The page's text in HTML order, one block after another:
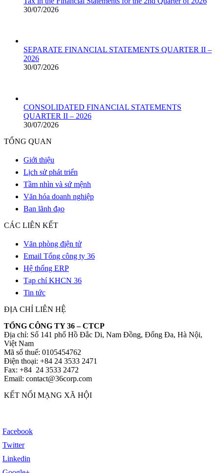
30/07/2026
SEPARATE FINANCIAL STATEMENTS QUARTER II –
2026
30/07/2026
CONSOLIDATED FINANCIAL STATEMENTS
QUARTER II – 2026
30/07/2026
TỔNG QUAN
Giới thiệu
Lịch sử phát triển
Tầm nhìn và sứ mệnh
Văn hóa doanh nghiệp
Ban lãnh đạo
CÁC LIÊN KẾT
Văn phòng điện tử
Email Tổng công ty 36
Hệ thống ERP
Tạp chí KHCN 36
Tin tức
ĐỊA CHỈ LIÊN HỆ
TỔNG CÔNG TY 36 – CTCP
Địa chỉ: Số 141 phố Hồ Đắc Di, Nam Đồng, Đống Đa, Hà Nội,
Việt Nam
Mã số thuế: 0105454762
Điện thoại: +84 24 3533 2471
Fax: +84 24 3533 2472
Email: contact@36corp.com
KẾT NỐI MẠNG XÃ HỘI
Facebook
Twitter
Linkedin